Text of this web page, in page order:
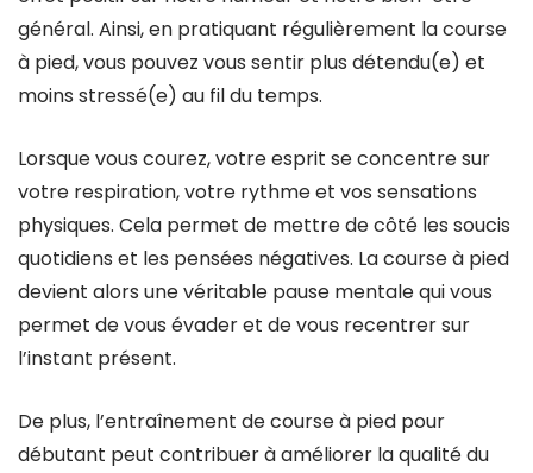
général. Ainsi, en pratiquant régulièrement la course
à pied, vous pouvez vous sentir plus détendu(e) et
moins stressé(e) au fil du temps.
Lorsque vous courez, votre esprit se concentre sur
votre respiration, votre rythme et vos sensations
physiques. Cela permet de mettre de côté les soucis
quotidiens et les pensées négatives. La course à pied
devient alors une véritable pause mentale qui vous
permet de vous évader et de vous recentrer sur
l’instant présent.
De plus, l’entraînement de course à pied pour
débutant peut contribuer à améliorer la qualité du